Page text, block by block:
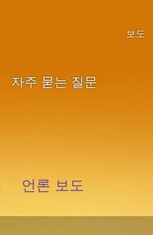
자주 묻는 질문
보도
언론 보도